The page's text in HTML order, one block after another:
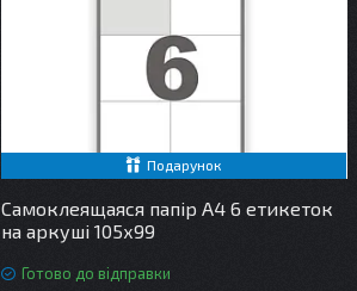
Подарунок
Самоклеящаяся папір А4 6 етикеток
на аркуші 105х99
Готово до відправки